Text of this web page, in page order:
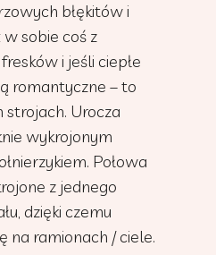
błękitów i
sobie coś z
i jeśli ciepłe
romantyczne – to
strojach. Urocza
wykrojonym
Połowa
z jednego
dzięki czemu
na ramionach / ciele.